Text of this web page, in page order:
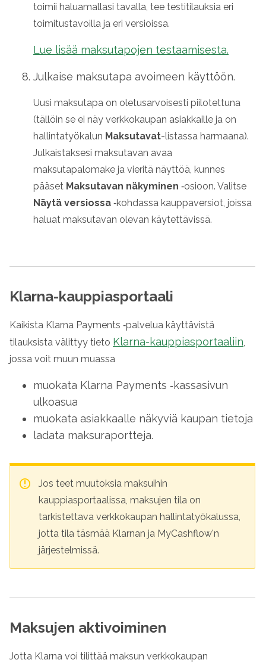
toimii haluamallasi tavalla, tee testitilauksia eri
toimitustavoilla ja eri versioissa.
Lue lisää maksutapojen testaamisesta.
Julkaise maksutapa avoimeen käyttöön.
Uusi maksutapa on oletusarvoisesti piilotettuna
(tällöin se ei näy verkkokaupan asiakkaille ja on
hallintatyökalun Maksutavat-listassa harmaana).
Julkaistaksesi maksutavan avaa
maksutapalomake ja vieritä näyttöä, kunnes
pääset Maksutavan näkyminen ‑osioon. Valitse
Näytä versiossa ‑kohdassa kauppaversiot, joissa
haluat maksutavan olevan käytettävissä.
Klarna-kauppiasportaali
Kaikista Klarna Payments ‑palvelua käyttävistä
tilauksista välittyy tieto Klarna-kauppiasportaaliin,
jossa voit muun muassa
muokata Klarna Payments ‑kassasivun
ulkoasua
muokata asiakkaalle näkyviä kaupan tietoja
ladata maksuraportteja.
Jos teet muutoksia maksuihin
kauppiasportaalissa, maksujen tila on
tarkistettava verkkokaupan hallintatyökalussa,
jotta tila täsmää Klarnan ja MyCashflow'n
järjestelmissä.
Maksujen aktivoiminen
Jotta Klarna voi tilittää maksun verkkokaupan